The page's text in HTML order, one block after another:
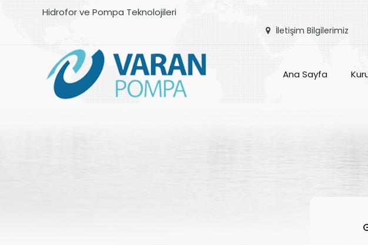
Hidrofor ve Pompa Teknolojileri
İletişim Bilgilerimiz
Ana Sayfa